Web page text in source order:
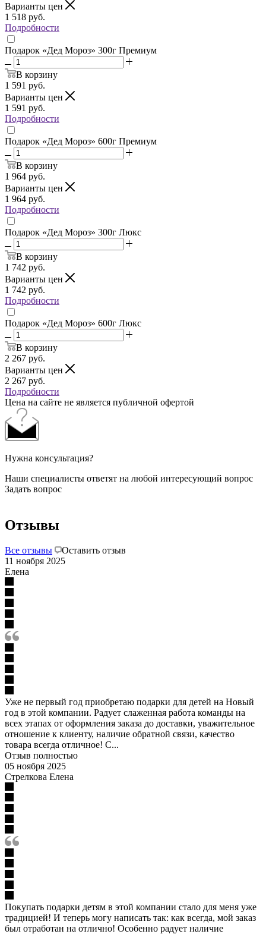
Варианты цен
1 518 руб.
Подробности
Подарок «Дед Мороз» 300г Премиум
В корзину
1 591 руб.
Варианты цен
1 591 руб.
Подробности
Подарок «Дед Мороз» 600г Премиум
В корзину
1 964 руб.
Варианты цен
1 964 руб.
Подробности
Подарок «Дед Мороз» 300г Люкс
В корзину
1 742 руб.
Варианты цен
1 742 руб.
Подробности
Подарок «Дед Мороз» 600г Люкс
В корзину
2 267 руб.
Варианты цен
2 267 руб.
Подробности
Цена на сайте не является публичной офертой
Нужна консультация?
Наши специалисты ответят на любой интересующий вопрос
Задать вопрос
Отзывы
Все отзывы
Оставить отзыв
11 ноября 2025
Елена
Уже не первый год приобретаю подарки для детей на Новый
год в этой компании. Радует слаженная работа команды на
всех этапах от оформления заказа до доставки, уважительное
отношение к клиенту, наличие обратной связи, качество
товара всегда отличное! С...
Отзыв полностью
05 ноября 2025
Стрелкова Елена
Покупать подарки детям в этой компании стало для меня уже
традицией! И теперь могу написать так: как всегда, мой заказ
был отработан на отлично! Особенно радует наличие